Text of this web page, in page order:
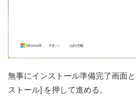
無事にインストール準備完了画面
ストール] を押して進める。